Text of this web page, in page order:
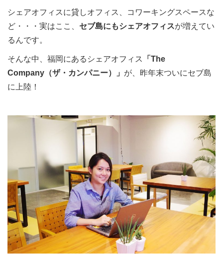
シェアオフィスに貸しオフィス、コワーキングスペースな
ど・・・実はここ、 セブ島にもシェアオフィスが増えてい
るんです。
そんな中、福岡にあるシェアオフィス
「The
Company（ザ・カンパニー）」 が、昨年末ついにセブ島
に上陸！